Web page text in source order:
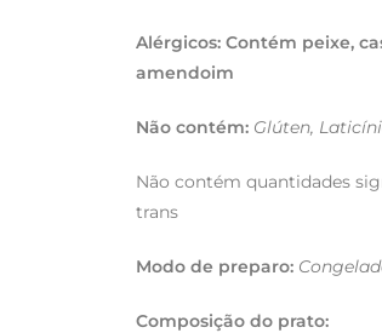
Alérgicos: Contém peixe,
amendoim
Não contém: Glúten,
Não contém quantidades
trans
Modo de preparo:
Composição do prato: